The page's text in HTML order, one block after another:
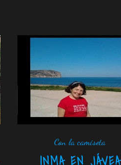
Con la camiseta
INMA EN JÁVEA